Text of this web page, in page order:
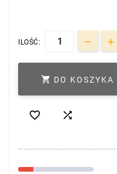
ILOŚĆ:
 DO KOSZYKA
 